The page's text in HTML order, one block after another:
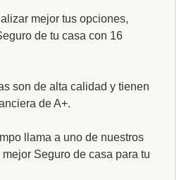
mejor tus opciones,
de tu casa con 16
son de alta calidad y tienen
de A+.
llama a uno de nuestros
Seguro de casa para tu